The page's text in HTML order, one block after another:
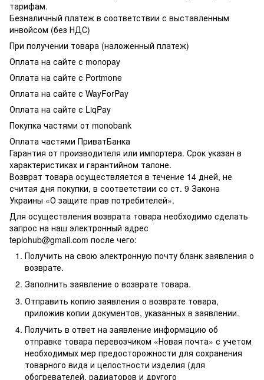
тарифам.
Безналичный платеж в соответствии с выставленным
инвойсом (без НДС)
При получении товара (наложенный платеж)
Оплата на сайте с monopay
Оплата на сайте с Portmone
Оплата на сайте с WayForPay
Оплата на сайте с LiqPay
Покупка частями от monobank
Оплата частями ПриватБанка
Гарантия от производителя или импортера. Срок указан в
характеристиках и гарантийном талоне.
Возврат товара осуществляется в течение 14 дней, не
считая дня покупки, в соответствии со ст. 9 Закона
Украины «О защите прав потребителей».
Для осуществления возврата товара необходимо сделать
запрос на наш электронный адрес
teplohub@gmail.com после чего:
Получить на свою электронную почту бланк заявления о
возврате.
Заполнить заявление о возврате товара.
Отправить копию заявления о возврате товара,
приложив копии документов, указанных в заявлении.
Получить в ответ на заявление информацию об
отправке товара перевозчиком «Новая почта» с учетом
необходимых мер предосторожности для сохранения
товарного вида и целостности изделия (для
обогревателей, радиаторов и другого